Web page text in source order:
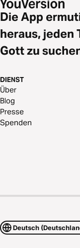
Die App
heraus, jeden
Gott zu
DIENST
Über
Blog
Presse
Spenden
Deutsch